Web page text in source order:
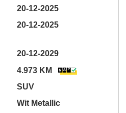
bedrijfsauto's met
programma
en
nieuwe voertuigen
en
20-12-2025
20-12-2025
20-12-2029
4.973 KM
SUV
Wit Metallic